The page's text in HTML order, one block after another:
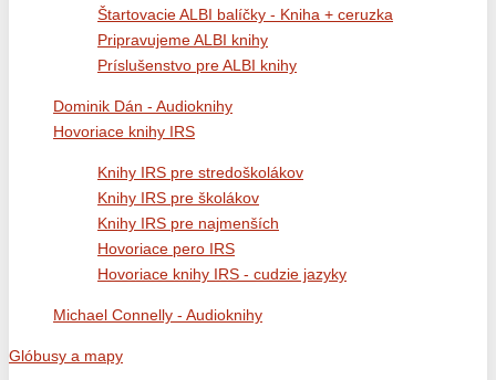
Štartovacie ALBI balíčky - Kniha + ceruzka
Pripravujeme ALBI knihy
Príslušenstvo pre ALBI knihy
Dominik Dán - Audioknihy
Hovoriace knihy IRS
Knihy IRS pre stredoškolákov
Knihy IRS pre školákov
Knihy IRS pre najmenších
Hovoriace pero IRS
Hovoriace knihy IRS - cudzie jazyky
Michael Connelly - Audioknihy
Glóbusy a mapy